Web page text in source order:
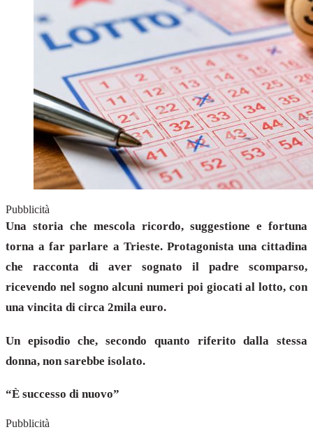
Pubblicità
Una storia che mescola ricordo, suggestione e fortuna
torna a far parlare a Trieste. Protagonista una cittadina
che racconta di aver sognato il padre scomparso,
ricevendo nel sogno alcuni numeri poi giocati al lotto, con
una vincita di circa 2mila euro.
Un episodio che, secondo quanto riferito dalla stessa
donna, non sarebbe isolato.
“È successo di nuovo”
Pubblicità